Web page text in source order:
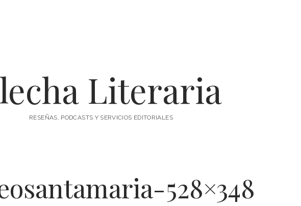
Literaria
RESEÑAS, PODCASTS Y SERVICIOS EDITORIALES
528×348